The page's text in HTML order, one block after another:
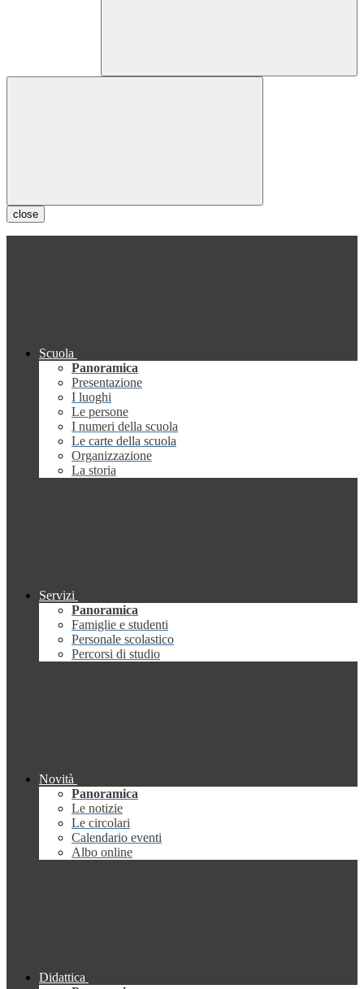
close
Scuola
Panoramica
Presentazione
I luoghi
Le persone
I numeri della scuola
Le carte della scuola
Organizzazione
La storia
Servizi
Panoramica
Famiglie e studenti
Personale scolastico
Percorsi di studio
Novità
Panoramica
Le notizie
Le circolari
Calendario eventi
Albo online
Didattica